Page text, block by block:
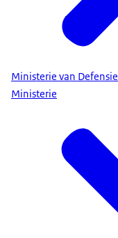
Ministerie van Defensie
Ministerie